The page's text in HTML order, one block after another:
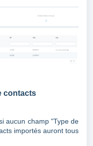
contacts
aucun champ "Type de
importés auront tous